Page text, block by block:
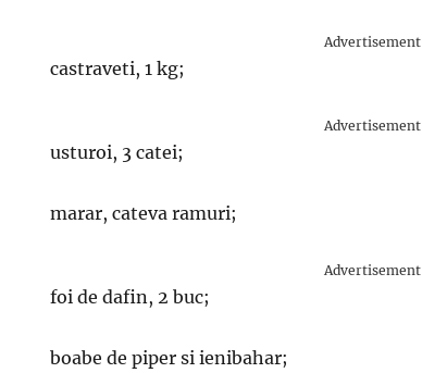
Advertisement
castraveti, 1 kg;
Advertisement
usturoi, 3 catei;
marar, cateva ramuri;
Advertisement
foi de dafin, 2 buc;
boabe de piper si ienibahar;